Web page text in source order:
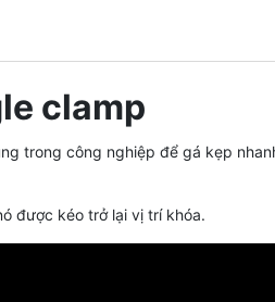
clamp
trong công nghiệp để gá kẹp
được kéo trở lại vị trí khóa.